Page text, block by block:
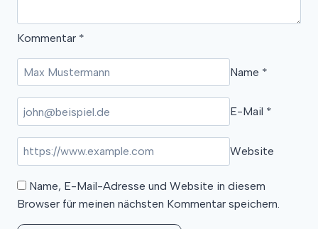
Kommentar *
Name *
E-Mail *
Website
Name, E-Mail-Adresse und Website in diesem
Browser für meinen nächsten Kommentar speichern.